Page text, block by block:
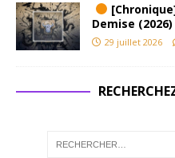
Demise
29 juillet 2026